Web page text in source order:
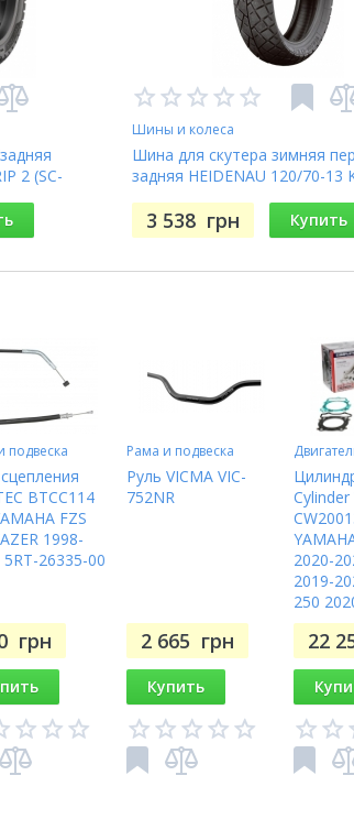
2 (SC-
Шины и колеса
Шина для скутера зимняя
задняя HEIDENAU 120/70-13
3 538 грн Купить
подвеска
BTCC114
FZS
1998-
5RT-26335-00
грн
Рама и подвеска
Руль VICMA VIC-
752NR
2 665 грн
Купить
2020-
2019-
250
22